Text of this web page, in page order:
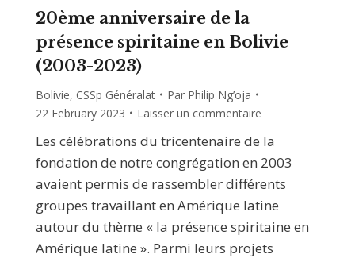
20ème anniversaire de la
présence spiritaine en Bolivie
(2003-2023)
Bolivie, CSSp Généralat Par Philip Ng’oja
22 February 2023
Laisser un commentaire
Les célébrations du tricentenaire de la
fondation de notre congrégation en 2003
avaient permis de rassembler différents
groupes travaillant en Amérique latine
autour du thème « la présence spiritaine en
Amérique latine ». Parmi leurs projets